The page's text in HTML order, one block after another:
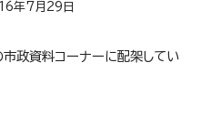
年7月29日
市政資料コーナーに配架してい